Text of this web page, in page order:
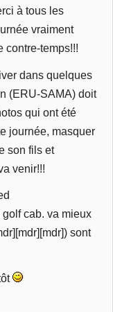
à tous les
vraiment
contre-temps!!!
dans quelques
(ERU-SAMA) doit
qui ont été
journée, masquer
son fils et
venir!!!
cab. va mieux
sont